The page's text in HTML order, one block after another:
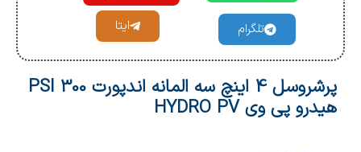
تلگرام ایتا
پرشروسل 4 اینچ سه المانه اندپورت 300 PSI
هیدرو پی وی HYDRO PV